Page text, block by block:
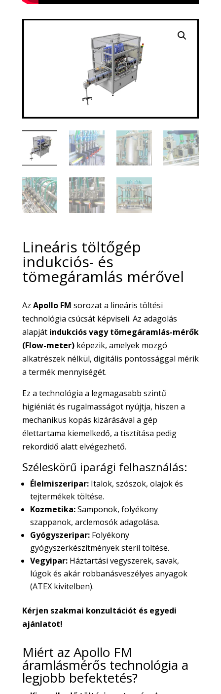
Lineáris töltőgép
indukciós- és
tömegáramlás mérővel
Az Apollo FM sorozat a lineáris töltési
technológia csúcsát képviseli. Az adagolás
alapját indukciós vagy tömegáramlás-mérők
(Flow-meter)képezik, amelyek mozgó
alkatrészek nélkül, digitális pontossággal mérik
a termék mennyiségét.
Ez a technológia a legmagasabb szintű
higiéniát és rugalmasságot nyújtja, hiszen a
mechanikus kopás kizárásával a gép
élettartama kiemelkedő, a tisztítása pedig
rekordidő alatt elvégezhető.
Széleskörű iparági felhasználás:
Élelmiszeripar:Italok, szószok, olajok és
tejtermékek töltése.
Kozmetika:Samponok, folyékony
szappanok, arclemosók adagolása.
Gyógyszeripar:Folyékony
gyógyszerkészítmények steril töltése.
Vegyipar:Háztartási vegyszerek, savak,
lúgok és akár robbanásveszélyes anyagok
(ATEX kivitelben).
Kérjen szakmai konzultációt és egyedi
ajánlatot!
Miért az Apollo FM
áramlásmérős technológia a
legjobb befektetés?